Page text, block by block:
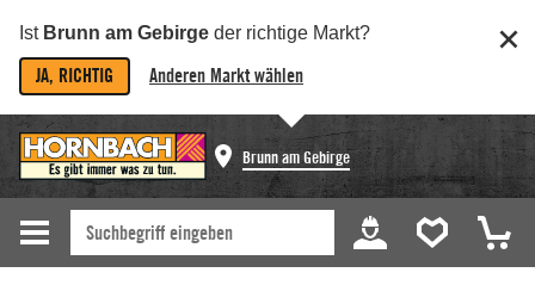
Ist Brunn am Gebirge der richtige Markt?
JA, RICHTIG Anderen Markt wählen
Brunn am Gebirge